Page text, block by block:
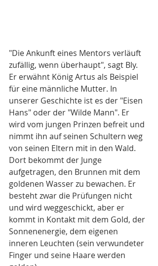
"Die Ankunft eines Mentors verläuft
zufällig, wenn überhaupt", sagt Bly.
Er erwähnt König Artus als Beispiel
für eine männliche Mutter. In
unserer Geschichte ist es der "Eisen
Hans" oder der "Wilde Mann". Er
wird vom jungen Prinzen befreit und
nimmt ihn auf seinen Schultern weg
von seinen Eltern mit in den Wald.
Dort bekommt der Junge
aufgetragen, den Brunnen mit dem
goldenen Wasser zu bewachen. Er
besteht zwar die Prüfungen nicht
und wird weggeschickt, aber er
kommt in Kontakt mit dem Gold, der
Sonnenenergie, dem eigenen
inneren Leuchten (sein verwundeter
Finger und seine Haare werden